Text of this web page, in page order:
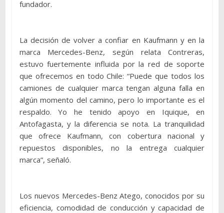
fundador.
La decisión de volver a confiar en Kaufmann y en la
marca Mercedes-Benz, según relata Contreras,
estuvo fuertemente influida por la red de soporte
que ofrecemos en todo Chile: “Puede que todos los
camiones de cualquier marca tengan alguna falla en
algún momento del camino, pero lo importante es el
respaldo. Yo he tenido apoyo en Iquique, en
Antofagasta, y la diferencia se nota. La tranquilidad
que ofrece Kaufmann, con cobertura nacional y
repuestos disponibles, no la entrega cualquier
marca”, señaló.
Los nuevos Mercedes-Benz Atego, conocidos por su
eficiencia, comodidad de conducción y capacidad de